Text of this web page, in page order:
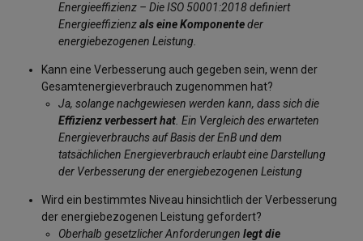
Energieeffizienz – Die ISO 50001:2018 definiert
Energieeffizienzals eine Komponenteder
energiebezogenen Leistung.
Kann eine Verbesserung auch gegeben sein, wenn der
Gesamtenergieverbrauch zugenommen hat?
Ja, solange nachgewiesen werden kann, dass sich die
Effizienz verbessert hat . Ein Vergleich des erwarteten
Energieverbrauchs auf Basis der EnB und dem
tatsächlichen Energieverbrauch erlaubt eine Darstellung
der Verbesserung der energiebezogenen Leistung
Wird ein bestimmtes Niveau hinsichtlich der Verbesserung
der energiebezogenen Leistung gefordert?
Oberhalb gesetzlicher Anforderungen legt die